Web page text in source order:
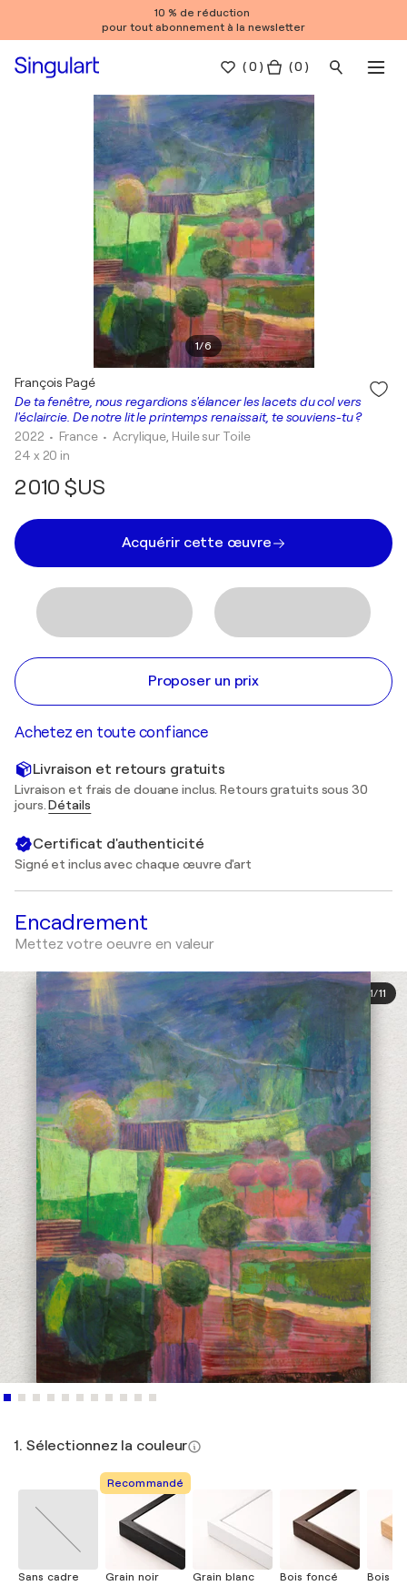
10 % de réduction
pour tout abonnement à la newsletter
(0 ) ( 0 )
1/6
De ta fenêtre, nous regardions s'élancer les lacets du col vers
l'éclaircie. De notre lit le printemps renaissait, te souviens-tu ?
François Pagé
2022 • France •Acrylique, Huile sur Toile
24 x 20 in
2 010 $US
Acquérir cette œuvre
Proposer un prix
Achetez en toute confiance
Livraison et retours gratuits
Livraison et frais de douane inclus. Retours gratuits sous 30
jours.Détails
Certificat d'authenticité
Signé et inclus avec chaque œuvre d'art
Encadrement
Mettez votre oeuvre en valeur
1/11
1. Sélectionnez la couleur
Sans cadre
Recommandé
Grain noir
Grain blanc
Bois foncé
Bois